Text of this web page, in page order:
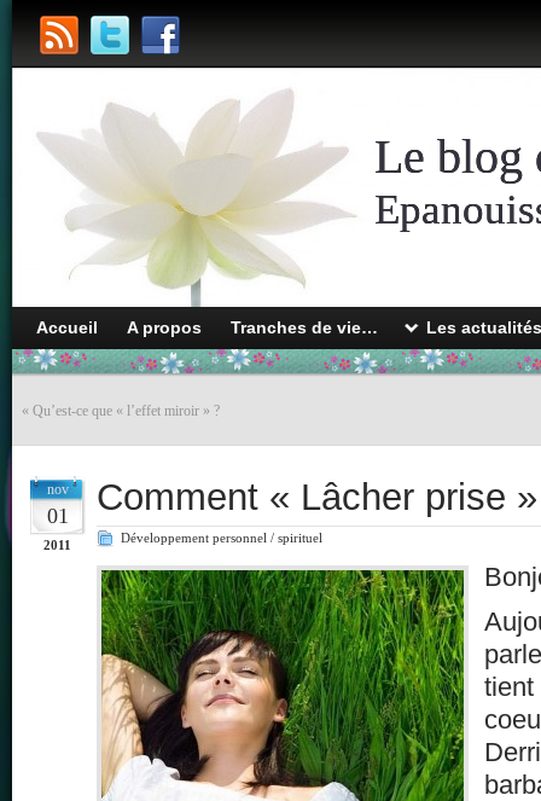
Le blog
Accueil A propos Tranches de vie… Les
« Qu’est-ce que « l’effet miroir » ?
nov
01
2011
Comment « Lâcher prise
Développement personnel / spirituel